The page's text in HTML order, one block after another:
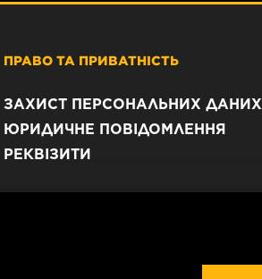
ПРАВО ТА ПРИВАТНІСТЬ
ЗАХИСТ ПЕРСОНАЛЬНИХ ДАНИХ
ЮРИДИЧНЕ ПОВІДОМЛЕННЯ
РЕКВІЗИТИ